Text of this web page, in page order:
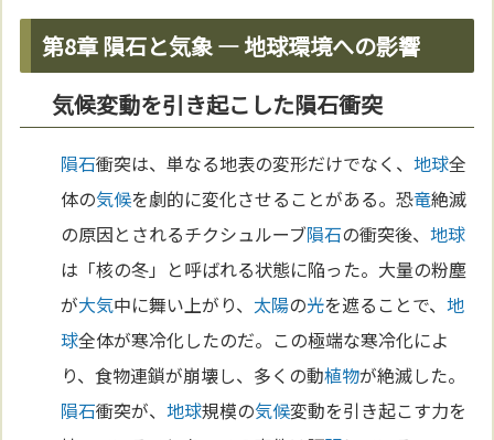
第8章 隕石と気象 — 地球環境への影響
気候変動を引き起こした隕石衝突
隕石衝突は、単なる地表の変形だけでなく、地球全
体の気候を劇的に変化させることがある。恐竜絶滅
の原因とされるチクシュルーブ隕石の衝突後、地球
は「核の冬」と呼ばれる状態に陥った。大量の粉塵
が大気中に舞い上がり、 太陽の光を遮ることで、地
球全体が寒冷化したのだ。この極端な寒冷化によ
り、食物連鎖が崩壊し、多くの動植物が絶滅した。
隕石衝突が、地球規模の気候変動を引き起こす力を